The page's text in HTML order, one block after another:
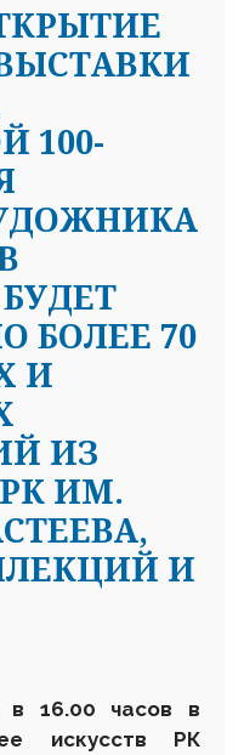
100-
БОЛЕЕ 70
И
ИЗ
ИМ.
И
в 16.00 часов в
искусств РК